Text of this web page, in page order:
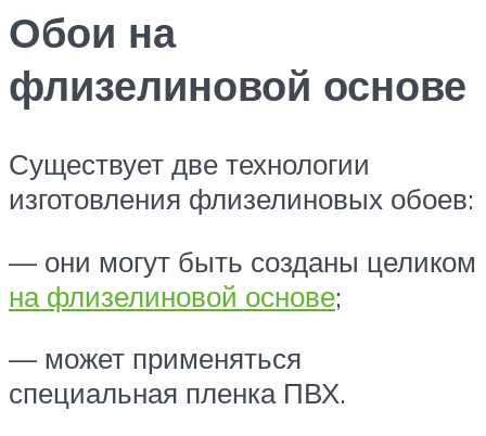
Обои на
флизелиновой основе
Существует две технологии
изготовления флизелиновых обоев:
— они могут быть созданы целиком
на флизелиновой основе;
— может применяться
специальная пленка ПВХ.